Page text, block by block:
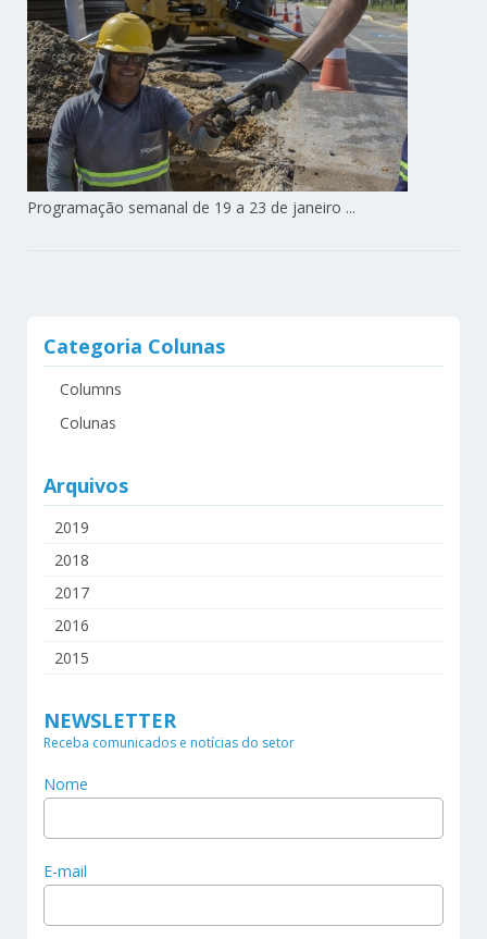
Programação semanal de 19 a 23 de janeiro ...
Categoria Colunas
Columns
Colunas
Arquivos
2019
2018
2017
2016
2015
NEWSLETTER
Receba comunicados e notícias do setor
Nome
E-mail